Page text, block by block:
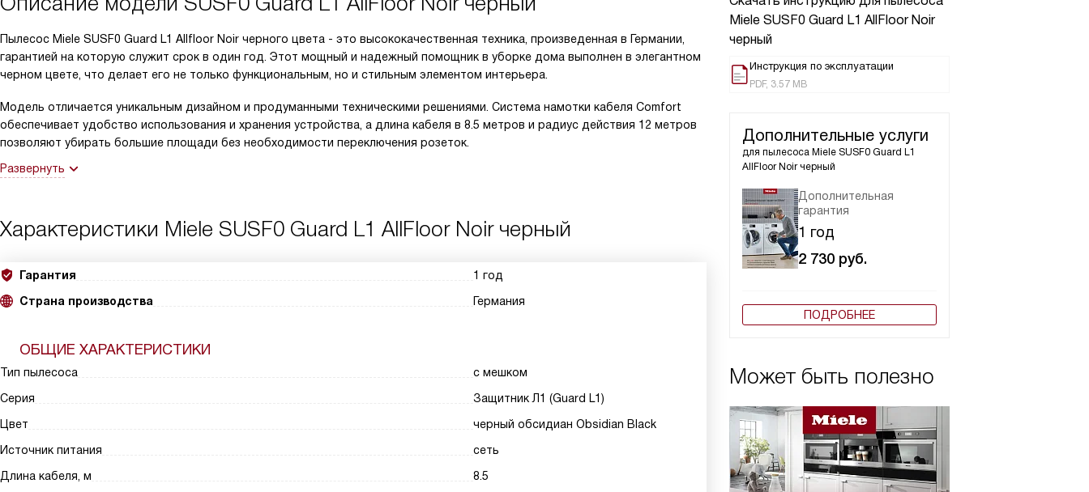
Miele SUSF0 Guard L1 AllFloor Noir
черный
Инструкция по эксплуатации
PDF, 3.57 MB
Дополнительные услуги
для пылесоса Miele SUSF0 Guard L1
AllFloor Noir черный
Дополнительная
гарантия
1 год
2 730 руб.
ПОДРОБНЕЕ
Может быть полезно
Пылесос Miele SUSF0 Guard L1 Allfloor Noir черного цвета - это высококачественная техника, произведенная в Германии,
гарантией на которую служит срок в один год. Этот мощный и надежный помощник в уборке дома выполнен в элегантном
черном цвете, что делает его не только функциональным, но и стильным элементом интерьера.
Модель отличается уникальным дизайном и продуманными техническими решениями. Система намотки кабеля Comfort
обеспечивает удобство использования и хранения устройства, а длина кабеля в 8.5 метров и радиус действия 12 метров
позволяют убирать большие площади без необходимости переключения розеток.
Развернуть
Характеристики Miele SUSF0 Guard L1 AllFloor Noir черный
Гарантия
1 год
Страна производства
Германия
ОБЩИЕ ХАРАКТЕРИСТИКИ
Тип пылесоса
с мешком
Серия
Защитник Л1 (Guard L1)
Цвет
черный обсидиан Obsidian Black
Источник питания
сеть
Длина кабеля, м
8.5